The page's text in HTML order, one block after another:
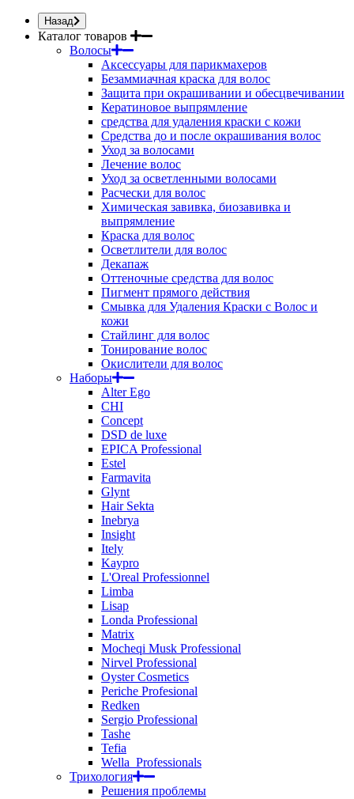
Назад
Каталог товаров
Волосы
Аксессуары для парикмахеров
Безаммиачная краска для волос
Защита при окрашивании и обесцвечивании
Кератиновое выпрямление
средства для удаления краски с кожи
Средства до и после окрашивания волос
Уход за волосами
Лечение волос
Уход за осветленными волосами
Расчески для волос
Химическая завивка, биозавивка и
выпрямление
Краска для волос
Осветлители для волос
Декапаж
Оттеночные средства для волос
Пигмент прямого действия
Смывка для Удаления Краски с Волос и
кожи
Стайлинг для волос
Тонирование волос
Окислители для волос
Наборы
Alter Ego
CHI
Concept
DSD de luxe
EPICA Professional
Estel
Farmavita
Glynt
Hair Sekta
Inebrya
Insight
Itely
Kaypro
L'Oreal Professionnel
Limba
Lisap
Londa Professional
Matrix
Mocheqi Musk Professional
Nirvel Professional
Oyster Cosmetics
Periche Profesional
Redken
Sergio Professional
Tashe
Tefia
Wella_Professionals
Трихология
Решения проблемы